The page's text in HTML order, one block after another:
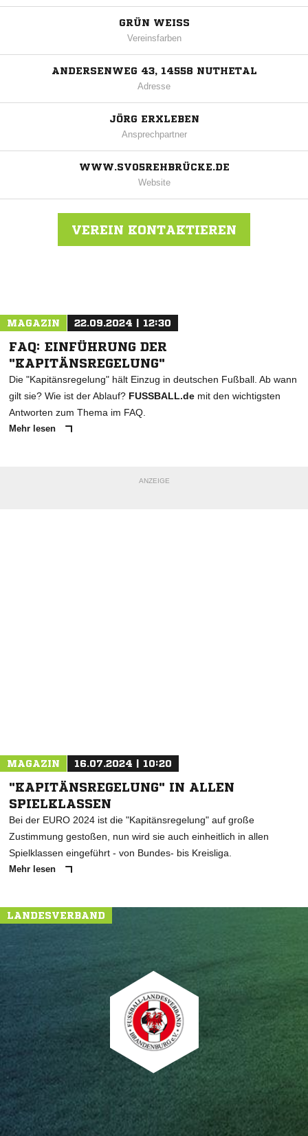
GRÜN WEISS
Vereinsfarben
ANDERSENWEG 43, 14558 NUTHETAL
Adresse
JÖRG ERXLEBEN
Ansprechpartner
WWW.SV05REHBRÜCKE.DE
Website
VEREIN KONTAKTIEREN
MAGAZIN 22.09.2024 | 12:30
FAQ: EINFÜHRUNG DER
"KAPITÄNSREGELUNG"
Die "Kapitänsregelung" hält Einzug in deutschen Fußball. Ab wann
gilt sie? Wie ist der Ablauf? FUSSBALL.de mit den wichtigsten
Antworten zum Thema im FAQ.
Mehr lesen
ANZEIGE
MAGAZIN 16.07.2024 | 10:20
"KAPITÄNSREGELUNG" IN ALLEN
SPIELKLASSEN
Bei der EURO 2024 ist die "Kapitänsregelung" auf große
Zustimmung gestoßen, nun wird sie auch einheitlich in allen
Spielklassen eingeführt - von Bundes- bis Kreisliga.
Mehr lesen
LANDESVERBAND